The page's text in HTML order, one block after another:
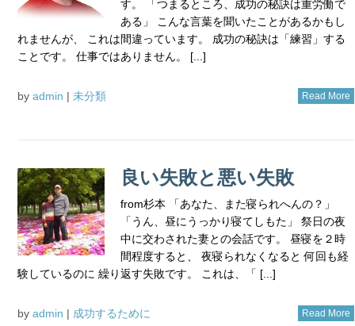
す。 「つまるところ、成功の秘訣は重労働で
ある」 こんな言葉を聞いたことがあるかもし
れませんが、 これは間違っています。 成功の秘訣は「練習」する
ことです。 仕事ではありません。 [...]
by admin | 未分類 Read More
良い失敗と悪い失敗
from杉本 「あなた、また寝られへんの？」
「うん、昼にうっかり寝てしもた」 祭日の夜
中に交わされた妻との会話です。 昼寝を２時
間程度すると、 夜寝られなくなると 何回も経
験しているのに 繰り返す失敗です。 これは、「 [...]
by admin | 成功するために Read More